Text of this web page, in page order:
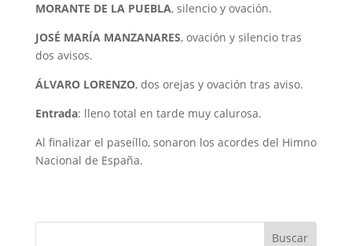
MORANTE DE LA PUEBLA, silencio y ovación.
JOSÉ MARÍA MANZANARES, ovación y silencio tras
dos avisos.
ÁLVARO LORENZO, dos orejas y ovación tras aviso.
Entrada: lleno total en tarde muy calurosa.
Al finalizar el paseíllo, sonaron los acordes del Himno
Nacional de España.
Buscar